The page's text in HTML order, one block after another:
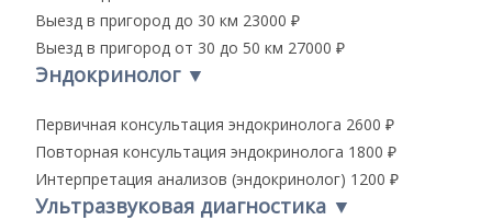
Выезд в пригород до 30 км 23000 ₽
Выезд в пригород от 30 до 50 км 27000 ₽
Эндокринолог ▼
Первичная консультация эндокринолога 2600 ₽
Повторная консультация эндокринолога 1800 ₽
Интерпретация анализов (эндокринолог) 1200 ₽
Ультразвуковая диагностика ▼